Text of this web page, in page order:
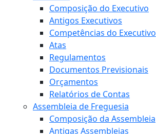
Composição do Executivo
Antigos Executivos
Competências do Executivo
Atas
Regulamentos
Documentos Previsionais
Orçamentos
Relatórios de Contas
Assembleia de Freguesia
Composição da Assembleia
Antigas Assembleias